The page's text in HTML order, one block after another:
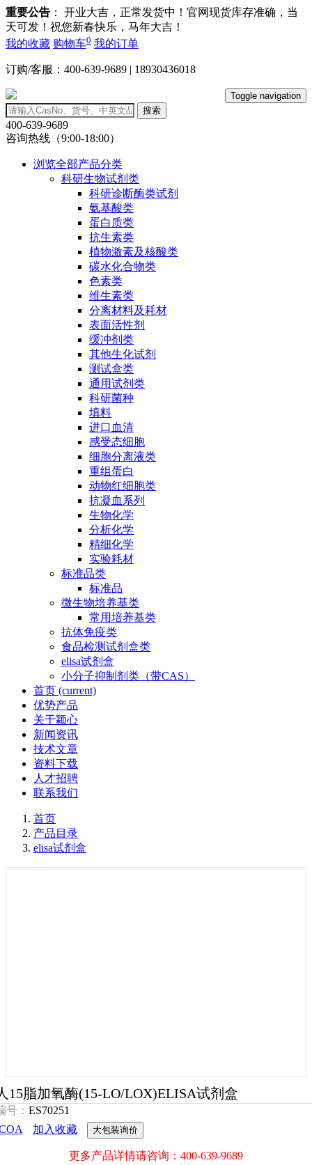
重要公告 ： 开业大吉，正常发货中！官网现货库存准确，当
天可发！祝您新春快乐，马年大吉！
我的收藏 购物车0 我的订单
订购/客服：400-639-9689 | 18930436018
Toggle navigation
搜索
400-639-9689
咨询热线（9:00-18:00）
浏览全部产品分类
科研生物试剂类
科研诊断酶类试剂
氨基酸类
蛋白质类
抗生素类
植物激素及核酸类
碳水化合物类
色素类
维生素类
分离材料及耗材
表面活性剂
缓冲剂类
其他生化试剂
测试盒类
通用试剂类
科研菌种
填料
进口血清
感受态细胞
细胞分离液类
重组蛋白
动物红细胞类
抗凝血系列
生物化学
分析化学
精细化学
实验耗材
标准品类
标准品
微生物培养基类
常用培养基类
抗体免疫类
食品检测试剂盒类
elisa试剂盒
小分子抑制剂类（带CAS）
首页 (current)
优势产品
关于颖心
新闻资讯
技术文章
资料下载
人才招聘
联系我们
首页
产品目录
elisa试剂盒
15脂加氧酶(15-LO/LOX)ELISA试剂盒
号： ES70251
加入收藏 大包装询价
更多产品详情请咨询：400-639-9689